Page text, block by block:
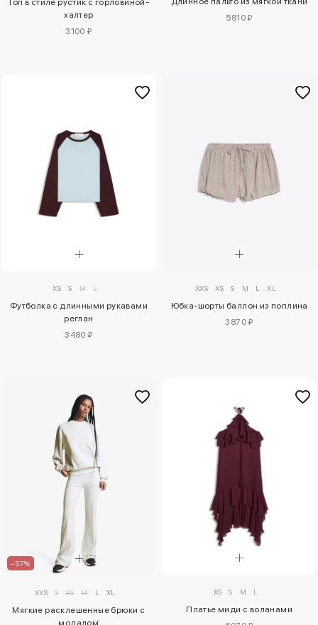
Топ в стиле рустик с горловиной-
халтер
3100 ₽
5810 ₽
XS S M L
Футболка с длинными рукавами
реглан
3480 ₽
XXS XS S M L XL
Юбка-шорты баллон из поплина
3870 ₽
–57%
XXS S XS M L XL
Мягкие расклешенные брюки с
модалом
XS S M L
Платье миди с воланами